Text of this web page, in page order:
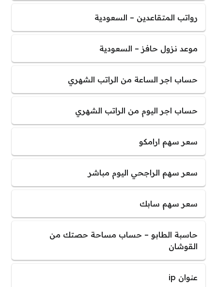
رواتب المتقاعدين – السعودية
موعد نزول حافز – السعودية
حساب اجر الساعة من الراتب الشهري
حساب اجر اليوم من الراتب الشهري
سعر سهم ارامكو
سعر سهم الراجحي اليوم مباشر
سعر سهم سابك
حاسبة الطابو – حساب مساحة حصتك من
القوشان
عنوان ip